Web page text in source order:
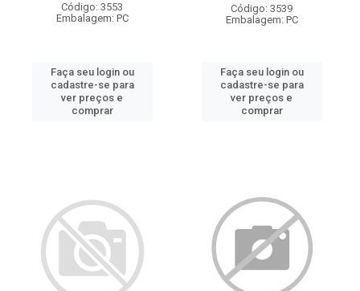
Código: 3553
Embalagem: PC
Faça seu login ou
cadastre-se para
ver preços e
comprar
Código: 3539
Embalagem: PC
Faça seu login ou
cadastre-se para
ver preços e
comprar